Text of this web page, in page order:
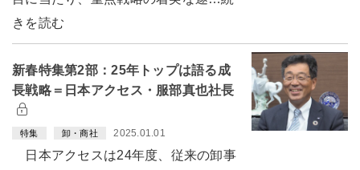
きを読む
新春特集第2部：25年トップは語る成
長戦略＝日本アクセス・服部真也社長
特集 卸・商社 2025.01.01
日本アクセスは24年度、従来の卸事